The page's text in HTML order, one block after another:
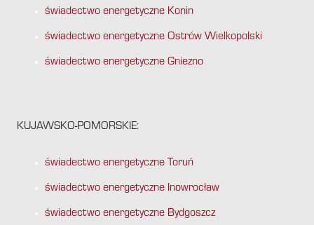
świadectwo energetyczne Konin
świadectwo energetyczne Ostrów Wielkopolski
świadectwo energetyczne Gniezno
KUJAWSKO-POMORSKIE:
świadectwo energetyczne Toruń
świadectwo energetyczne Inowrocław
świadectwo energetyczne Bydgoszcz